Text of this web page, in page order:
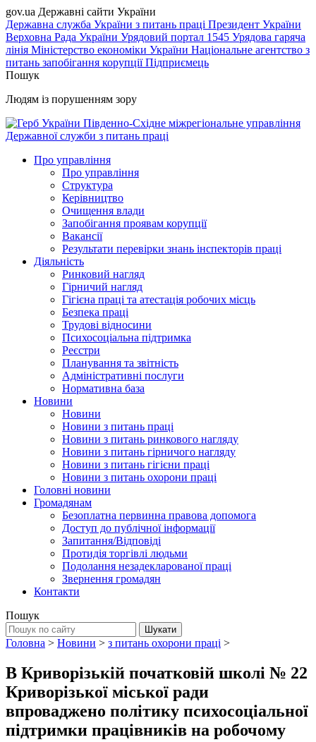
gov.ua Державні сайти України
Державна служба України з питань праці Президент України
Верховна Рада України Урядовий портал 1545 Урядова гаряча
лінія Міністерство економіки України Національне агентство з
питань запобігання корупціїПідприємець
Пошук
Людям із порушенням зору
Південно-Східне міжрегіональне управління
Державної служби з питань праці
Про управління
Про управління
Структура
Керівництво
Очищення влади
Запобігання проявам корупції
Вакансії
Результати перевірки знань інспекторів праці
Діяльність
Ринковий нагляд
Гірничий нагляд
Гігієна праці та атестація робочих місць
Безпека праці
Трудові відносини
Психосоціальна підтримка
Реєстри
Планування та звітність
Адміністративні послуги
Нормативна база
Новини
Новини
Новини з питань праці
Новини з питань ринкового нагляду
Новини з питань гірничого нагляду
Новини з питань гігієни праці
Новини з питань охорони праці
Головні новини
Громадянам
Безоплатна первинна правова допомога
Доступ до публічної інформації
Запитання/Відповіді
Протидія торгівлі людьми
Подолання незадекларованої праці
Звернення громадян
Контакти
Пошук
Головна > Новини > з питань охорони праці >
В Криворізькій початковій школі № 22
Криворізької міської ради
впроваджено політику психосоціальної
підтримки працівників на робочому